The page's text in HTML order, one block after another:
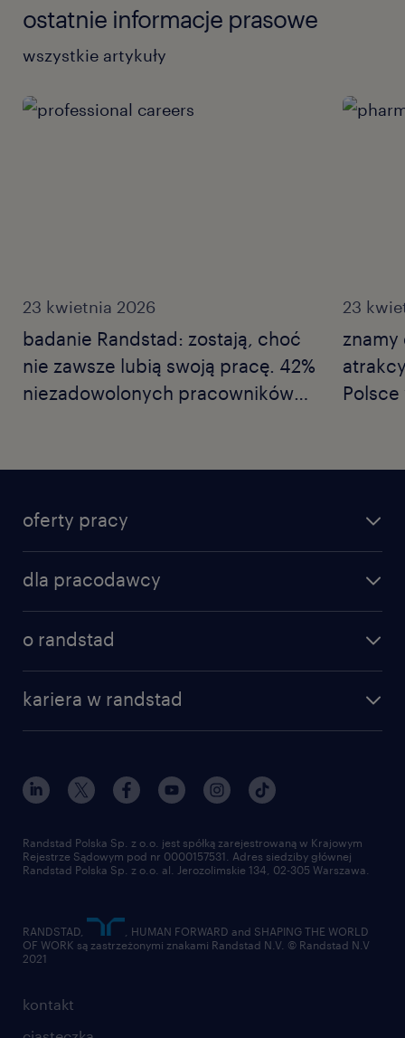
ostatnie informacje prasowe
wszystkie artykuły
23 kwietnia 2026
badanie Randstad: zostają, choć
nie zawsze lubią swoją pracę. 42%
niezadowolonych pracowników
już we własne kompetencje.
ostrożności.
23
oferty pracy
dla pracodawcy
o randstad
kariera w randstad
kontakt
Randstad Polska Sp. z o.o. jest spółką zarejestrowaną w Krajowym
Rejestrze Sądowym pod nr 0000157531. Adres siedziby głównej
Randstad Polska Sp. z o.o. al. Jerozolimskie 134, 02-305 Warszawa.
RANDSTAD,
, HUMAN FORWARD and SHAPING THE WORLD
OF WORK są zastrzeżonymi znakami Randstad N.V. © Randstad N.V
2021